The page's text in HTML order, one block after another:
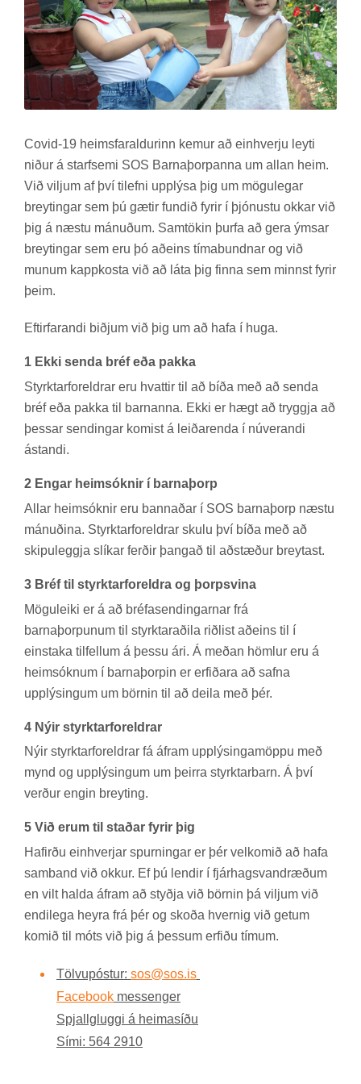
Covid-19 heims­far­ald­ur­inn kem­ur að ein­hverju leyti
nið­ur á starf­semi SOS Barna­þorp­anna um all­an heim.
Við vilj­um af því til­efni upp­lýsa þig um mögu­leg­ar
breyt­ing­ar sem þú gæt­ir fund­ið fyr­ir í þjón­ustu okk­ar við
þig á næstu mán­uð­um. Sam­tök­in þurfa að gera ýms­ar
breyt­ing­ar sem eru þó að­eins tíma­bundn­ar og við
mun­um kapp­kosta við að láta þig finna sem minnst fyr­ir
þeim.
Eft­ir­far­andi biðj­um við þig um að hafa í huga.
1 Ekki senda bréf eða pakka
Styrktar­for­eldr­ar eru hvatt­ir til að bíða með að senda
bréf eða pakka til barn­anna. Ekki er hægt að tryggja að
þess­ar send­ing­ar kom­ist á leið­ar­enda í nú­ver­andi
ástandi.
2 Eng­ar heim­sókn­ir í barna­þorp
All­ar heim­sókn­ir eru bann­að­ar í SOS barna­þorp næstu
mán­uð­ina. Styrktar­for­eldr­ar skulu því bíða með að
skipu­leggja slík­ar ferð­ir þang­að til að­stæð­ur breyt­ast.
3 Bréf til styrktar­for­eldra og þorps­vina
Mögu­leiki er á að bréfa­send­ing­arn­ar frá
barna­þorp­un­um til styrktarað­ila riðlist að­eins til í
ein­staka til­fell­um á þessu ári. Á með­an höml­ur eru á
heim­sókn­um í barna­þorp­in er erf­ið­ara að safna
upp­lýs­ing­um um börn­in til að deila með þér.
4 Nýir styrktar­for­eldr­ar
Nýir styrktar­for­eldr­ar fá áfram upp­lýs­inga­möppu með
mynd og upp­lýs­ing­um um þeirra styrkt­ar­barn. Á því
verð­ur eng­in breyt­ing.
5 Við erum til stað­ar fyr­ir þig
Haf­irðu ein­hverj­ar spurn­ing­ar er þér vel­kom­ið að hafa
sam­band við okk­ur. Ef þú lend­ir í fjár­hags­vand­ræð­um
en vilt halda áfram að styðja við börn­in þá vilj­um við
endi­lega heyra frá þér og skoða hvernig við get­um
kom­ið til móts við þig á þess­um erf­iðu tím­um.
Tölvu­póst­ur: sos@sos.is
Face­book messenger
Spjall­gluggi á heima­síðu
Sími: 564 2910